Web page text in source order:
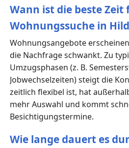
Wann ist die beste Zeit
Wohnungssuche in
Wohnungsangebote
die Nachfrage schwankt. Zu
Umzugsphasen (z. B.
Jobwechselzeiten) steigt die
zeitlich flexibel ist, hat
mehr Auswahl und kommt
Besichtigungstermine.
Wie lange dauert es